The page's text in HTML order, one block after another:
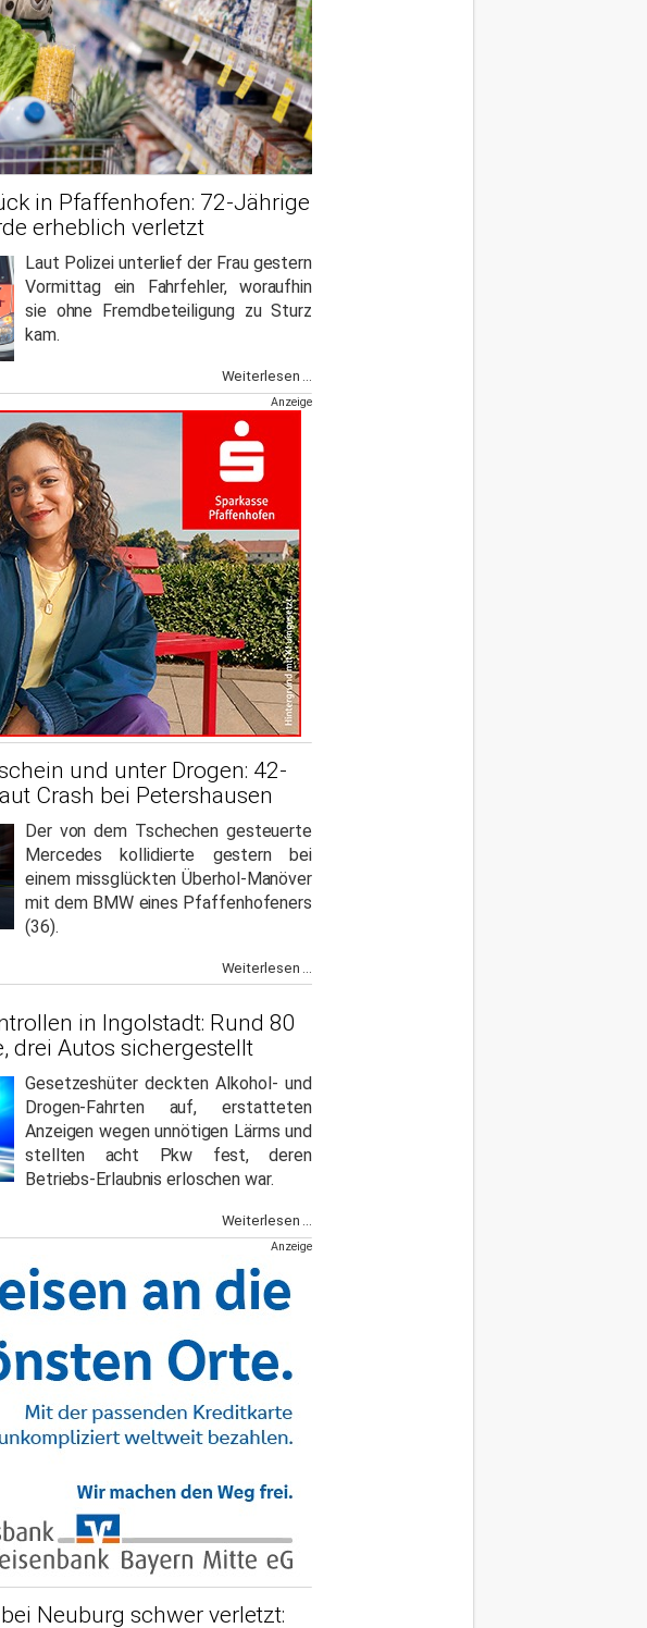
in Pfaffenhofen: 72-Jährige
erheblich verletzt
Laut Polizei unterlief der Frau gestern
Vormittag ein Fahrfehler, woraufhin
sie ohne Fremdbeteiligung zu Sturz
kam.
Weiterlesen ...
Anzeige
und unter Drogen: 42-
Crash bei Petershausen
Der von dem Tschechen gesteuerte
Mercedes kollidierte gestern bei
einem missglückten Überhol-Manöver
mit dem BMW eines Pfaffenhofeners
(36).
Weiterlesen ...
in Ingolstadt: Rund 80
drei Autos sichergestellt
Gesetzeshüter deckten Alkohol- und
Drogen-Fahrten auf, erstatteten
Anzeigen wegen unnötigen Lärms und
stellten acht Pkw fest, deren
Betriebs-Erlaubnis erloschen war.
Weiterlesen ...
Anzeige
Neuburg schwer verletzt: